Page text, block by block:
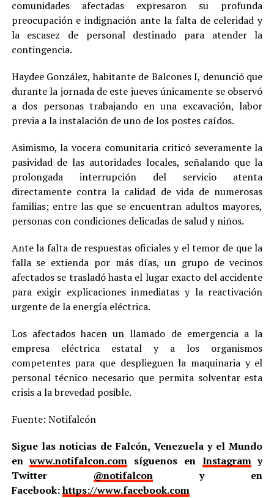
comunidades afectadas expresaron su profunda
preocupación e indignación ante la falta de celeridad y
la escasez de personal destinado para atender la
contingencia.
Haydee González, habitante de Balcones I, denunció que
durante la jornada de este jueves únicamente se observó
a dos personas trabajando en una excavación, labor
previa a la instalación de uno de los postes caídos.
Asimismo, la vocera comunitaria criticó severamente la
pasividad de las autoridades locales, señalando que la
prolongada interrupción del servicio atenta
directamente contra la calidad de vida de numerosas
familias; entre las que se encuentran adultos mayores,
personas con condiciones delicadas de salud y niños.
Ante la falta de respuestas oficiales y el temor de que la
falla se extienda por más días, un grupo de vecinos
afectados se trasladó hasta el lugar exacto del accidente
para exigir explicaciones inmediatas y la reactivación
urgente de la energía eléctrica.
Los afectados hacen un llamado de emergencia a la
empresa eléctrica estatal y a los organismos
competentes para que desplieguen la maquinaria y el
personal técnico necesario que permita solventar esta
crisis a la brevedad posible.
Fuente: Notifalcón
Sigue las noticias de Falcón, Venezuela y el Mundo
enwww.notifalcon.com síguenos en Instagramy
Twitter @notifalcony en
Facebook:https://www.facebook.com